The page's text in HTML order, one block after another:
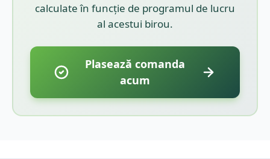
calculate în funcție de programul de lucru
al acestui birou.
Plasează comanda
acum